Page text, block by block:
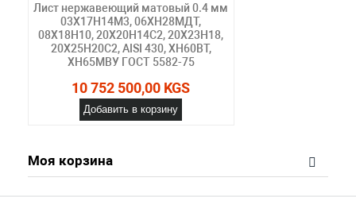
Лист нержавеющий матовый 0.4 мм
03Х17Н14М3, 06ХН28МДТ,
08Х18Н10, 20Х20Н14С2, 20Х23Н18,
20Х25Н20С2, AISI 430, ХН60ВТ,
ХН65МВУ ГОСТ 5582-75
10 752 500,00 KGS
Добавить в корзину
Моя корзина